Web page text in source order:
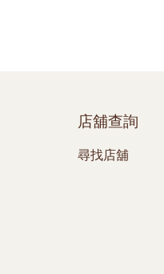
店舖查詢
尋找店舖